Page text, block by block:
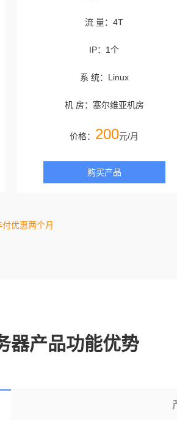
流 量：4T
IP：1个
系 统：Linux
机 房：塞尔维亚机房
价格： 200元/月
购买产品
优惠两个月
器产品功能优势